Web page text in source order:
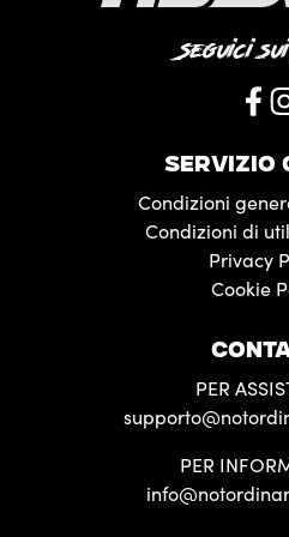
Seguici
SERVIZIO
Condizioni
Condizioni di
Privacy
Cookie
PER
PER